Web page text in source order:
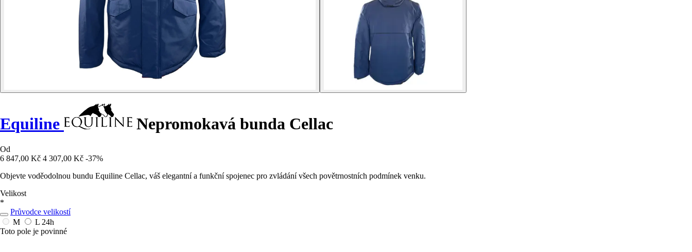
Equiline Nepromokavá bunda Cellac
Od
6 847,00 Kč 4 307,00 Kč -37%
Objevte voděodolnou bundu Equiline Cellac, váš elegantní a funkční spojenec pro zvládání všech povětrnostních podmínek venku.
Velikost
*
Průvodce velikostí
M
L 24h
Toto pole je povinné